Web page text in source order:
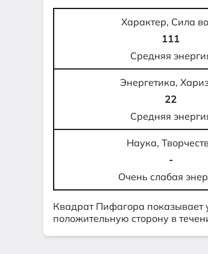
Характер, Сила
111
Средняя
Энергетика,
22
Средняя
Наука,
-
Очень слабая
Квадрат Пифагора показывает
положительную сторону в